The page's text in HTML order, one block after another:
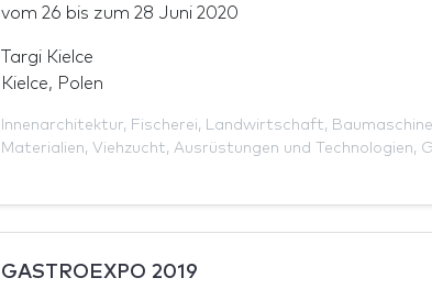
vom 26 bis zum 28 Juni 2020
Targi Kielce
Kielce, Polen
Innenarchitektur, Fischerei, Landwirtschaft,
Materialien, Viehzucht, Ausrüstungen und Technologien,
GASTROEXPO 2019